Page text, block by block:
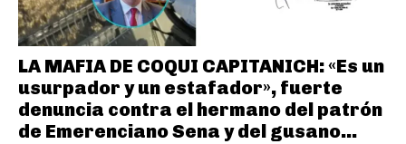
LA MAFIA DE COQUI CAPITANICH: «Es un
usurpador y un estafador», fuerte
denuncia contra el hermano del patrón
de Emerenciano Sena y del gusano...